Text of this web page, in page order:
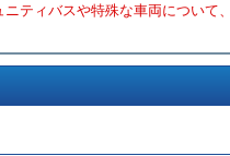
ティバスや特殊な車両について